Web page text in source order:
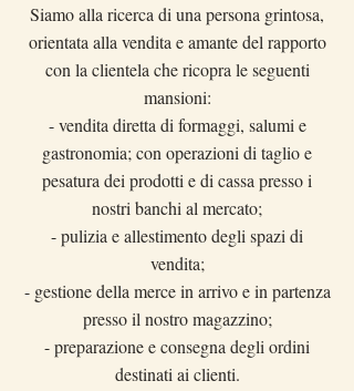
Siamo alla ricerca di una persona grintosa,
orientata alla vendita e amante del rapporto
con la clientela che ricopra le seguenti
mansioni:
- vendita diretta di formaggi, salumi e
gastronomia; con operazioni di taglio e
pesatura dei prodotti e di cassa presso i
nostri banchi al mercato;
- pulizia e allestimento degli spazi di
vendita;
- gestione della merce in arrivo e in partenza
presso il nostro magazzino;
- preparazione e consegna degli ordini
destinati ai clienti.